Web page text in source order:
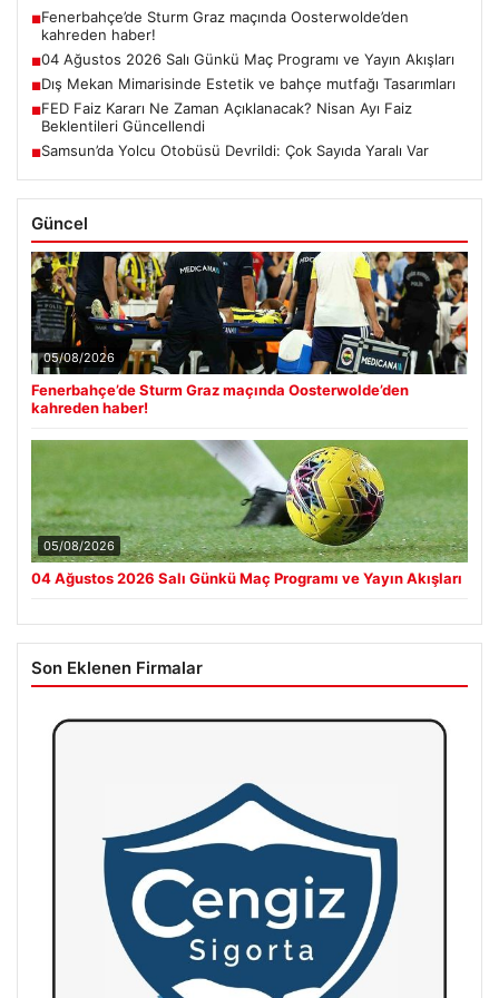
■Fenerbahçe’de Sturm Graz maçında Oosterwolde’den
kahreden haber!
■04 Ağustos 2026 Salı Günkü Maç Programı ve Yayın Akışları
■Dış Mekan Mimarisinde Estetik ve bahçe mutfağı Tasarımları
■FED Faiz Kararı Ne Zaman Açıklanacak? Nisan Ayı Faiz
Beklentileri Güncellendi
■Samsun’da Yolcu Otobüsü Devrildi: Çok Sayıda Yaralı Var
Güncel
05/08/2026
Fenerbahçe’de Sturm Graz maçında Oosterwolde’den
kahreden haber!
05/08/2026
04 Ağustos 2026 Salı Günkü Maç Programı ve Yayın Akışları
Son Eklenen Firmalar